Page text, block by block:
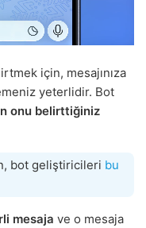
için, mesajınıza
yeterlidir. Bot
onu belirttiğiniz
bot geliştiricileri bu
mesaja ve o mesaja